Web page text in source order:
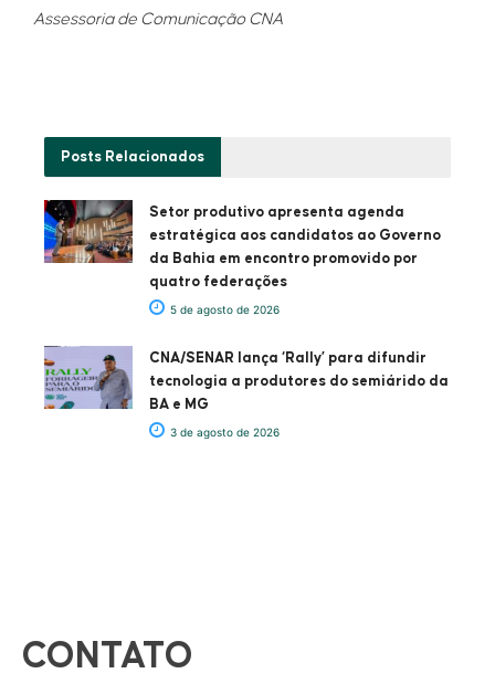
Assessoria de Comunicação CNA
Posts Relacionados
Setor produtivo apresenta agenda
estratégica aos candidatos ao Governo
da Bahia em encontro promovido por
quatro federações
5 de agosto de 2026
CNA/SENAR lança ‘Rally’ para difundir
tecnologia a produtores do semiárido da
BA e MG
3 de agosto de 2026
CONTATO